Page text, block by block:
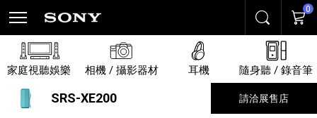
搜尋 購物
0
家庭視聽娛樂 相機 / 攝影器材 耳機 隨身聽 / 錄音筆
SRS-XE200 請洽展售店